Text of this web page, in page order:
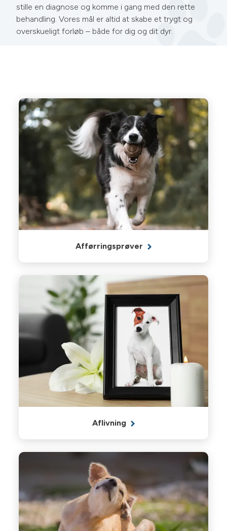
stille en diagnose og komme i gang med den rette
behandling. Vores mål er altid at skabe et trygt og
overskueligt forløb – både for dig og dit dyr.
Afførringsprøver
Aflivning